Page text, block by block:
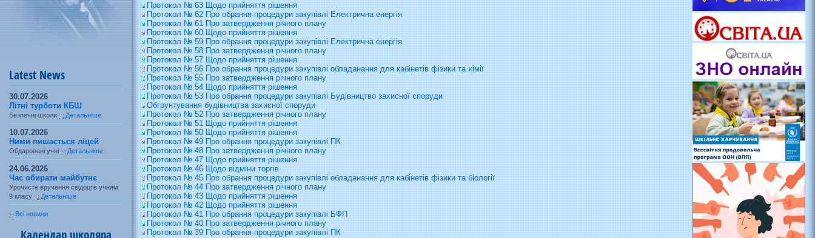
Latest News
30.07.2026
Літні турботи КБШ
Безпечні школи Детальніше
10.07.2026
Ними пишається ліцей
Обдаровані учні Детальніше
24.06.2026
Час обирати майбутнє
Урочисте вручення свідоцтв учням
9 класу
Детальніше
Всі новини
Календар школяра
Протокол № 63 Щодо прийняття рішення
Протокол № 62 Про обрання процедури закупівлі Електрична енергія
Протокол № 61 Про затвердження річного плану
Протокол № 60 Щодо прийняття рішення
Протокол № 59 Про обрання процедури закупівлі Електрична енергія
Протокол № 58 Про затвердження річного плану
Протокол № 57 Щодо прийняття рішення
Протокол № 56 Про обрання процедури закупівлі обладанання для кабінетів фізики та хімії
Протокол № 55 Про затвердження річного плану
Протокол № 54 Щодо прийняття рішення
Протокол № 53 Про обрання процедури закупівлі Будівництво захисної споруди
Обгрунтування будівництва захисної споруди
Протокол № 52 Про затвердження річного плану
Протокол № 51 Щодо прийняття рішення
Протокол № 50 Щодо прийняття рішення
Протокол № 49 Про обрання процедури закупівлі ПК
Протокол № 48 Про затвердження річного плану
Протокол № 47 Щодо прийняття рішення
Протокол № 46 Щодо відміни торгів
Протокол № 45 Про обрання процедури закупівлі обладанання для кабінетів фізики та біології
Протокол № 44 Про затвердження річного плану
Протокол № 43 Щодо прийняття рішення
Протокол № 42 Щодо прийняття рішення
Протокол № 41 Про обрання процедури закупівлі БФП
Протокол № 40 Про затвердження річного плану
Протокол № 39 Про обрання процедури закупівлі ПК